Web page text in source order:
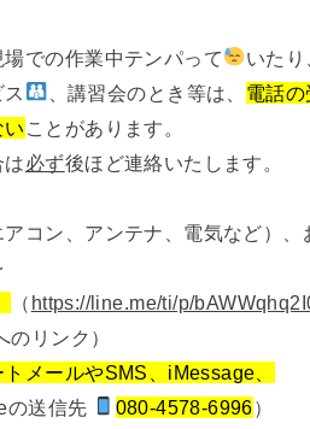
場での作業中テンパって
いたり
、講習会のとき等は、 電話の
い ことがあります。
は必ず後ほど連絡いたします。
アコン、アンテナ、電気など）、
（ https://line.me/ti/p/
リンク）
トメールやSMS、iMessage、
の送信先
080-4578-6996）